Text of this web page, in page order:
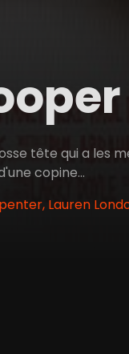
tête qui a les
copine...
Lauren